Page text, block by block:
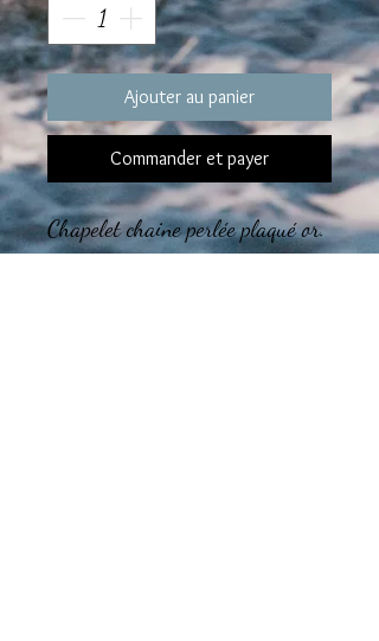
Ajouter au panier
Commander et payer
Chapelet chaine perlée plaqué or.